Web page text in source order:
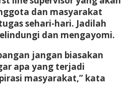
dan masyarakat
sehari-hari. Jadilah
dan mengayomi.
jangan biasakan
apa yang terjadi
masyarakat,” kata